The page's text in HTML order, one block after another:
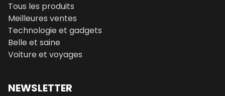
Tous les produits
Meilleures ventes
Technologie et gadgets
Belle et saine
Voiture et voyages
NEWSLETTER